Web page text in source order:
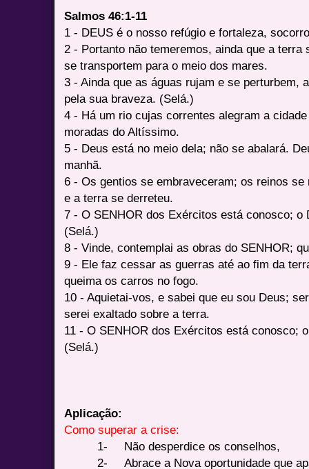
Salmos 46:1-11
1 - DEUS é o nosso refúgio e fortaleza,
2 - Portanto não temeremos, ainda que a terra
se transportem para o meio dos mares.
3 - Ainda que as águas rujam e se perturbem,
pela sua braveza. (Selá.)
4 - Há um rio cujas correntes alegram a
moradas do Altíssimo.
5 - Deus está no meio dela; não se abalará.
manhã.
6 - Os gentios se embraveceram; os reinos
e a terra se derreteu.
7 - O SENHOR dos Exércitos está conosco; o
(Selá.)
8 - Vinde, contemplai as obras do SENHOR;
9 - Ele faz cessar as guerras até ao fim da
queima os carros no fogo.
10 - Aquietai-vos, e sabei que eu sou Deus;
serei exaltado sobre a terra.
11 - O SENHOR dos Exércitos está conosco;
(Selá.)
Aplicação:
Como superar a crise:
1-
Não desperdice os conselhos,
2-
Abrace a Nova oportunidade que